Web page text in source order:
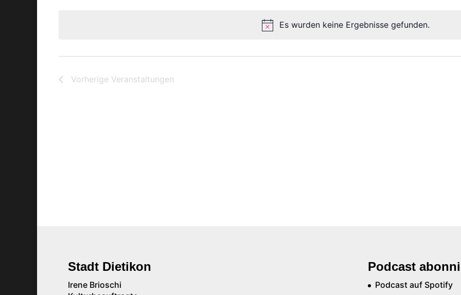
Hinweis
Es wurden keine Ergebnisse gefunden.
Vorherige Veranstaltungen
Stadt Dietikon
Irene Brioschi
Podcast
Podcast auf Spotify